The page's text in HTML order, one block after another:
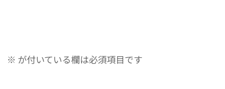
※ が付いている欄は必須項目です